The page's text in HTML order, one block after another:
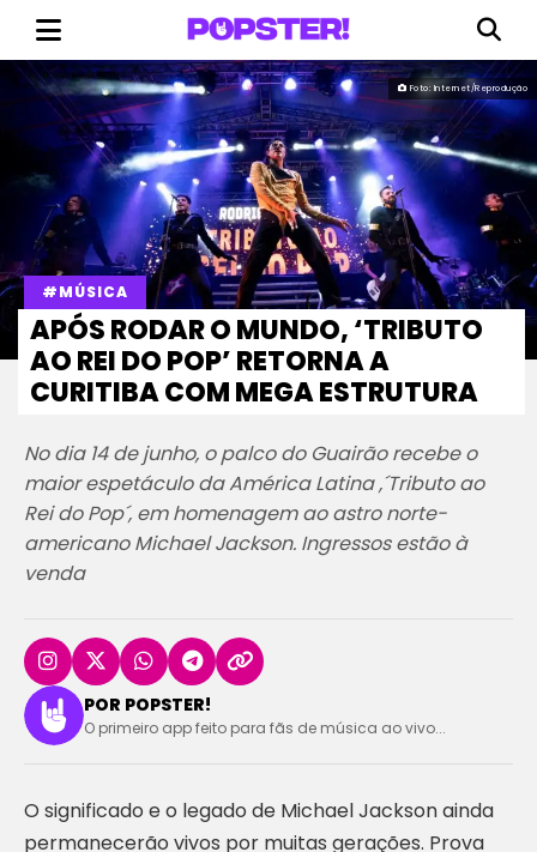
Foto: Internet/Reprodução
#MÚSICA
APÓS RODAR O MUNDO, ‘TRIBUTO
AO REI DO POP’ RETORNA A
CURITIBA COM MEGA ESTRUTURA
No dia 14 de junho, o palco do Guairão recebe o
maior espetáculo da América Latina ,´Tributo ao
Rei do Pop´, em homenagem ao astro norte-
americano Michael Jackson. Ingressos estão à
venda
POR POPSTER!
O primeiro app feito para fãs de música ao vivo...
O significado e o legado de Michael Jackson ainda
permanecerão vivos por muitas gerações. Prova